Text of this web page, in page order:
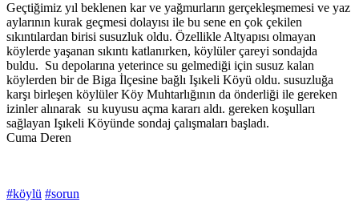
Geçtiğimiz yıl beklenen kar ve yağmurların gerçekleşmemesi ve yaz
aylarının kurak geçmesi dolayısı ile bu sene en çok çekilen
sıkıntılardan birisi susuzluk oldu. Özellikle Altyapısı olmayan
köylerde yaşanan sıkıntı katlanırken, köylüler çareyi sondajda
buldu. Su depolarına yeterince su gelmediği için susuz kalan
köylerden bir de Biga İlçesine bağlı Işıkeli Köyü oldu. susuzluğa
karşı birleşen köylüler Köy Muhtarlığının da önderliği ile gereken
izinler alınarak su kuyusu açma kararı aldı. gereken koşulları
sağlayan Işıkeli Köyünde sondaj çalışmaları başladı.
Cuma Deren
#köylü #sorun